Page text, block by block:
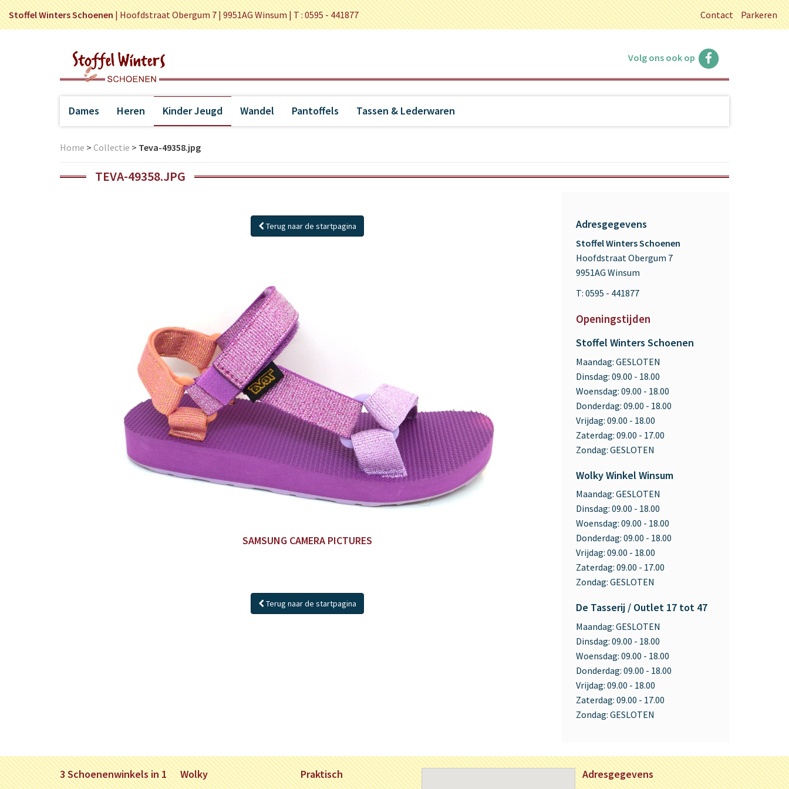
Stoffel Winters Schoenen|Hoofdstraat Obergum 7 | 9951AG Winsum |T : 0595 - 441877 Contact Parkeren
Volg ons ook op
Dames Heren Kinder Jeugd Wandel Pantoffels Tassen & Lederwaren
Home > Collectie > Teva-49358.jpg
TEVA-49358.JPG
Terug naar de startpagina
SAMSUNG CAMERA PICTURES
Terug naar de startpagina
Adresgegevens
Stoffel Winters Schoenen
Hoofdstraat Obergum 7
9951AG Winsum
T: 0595 - 441877
Openingstijden
Stoffel Winters Schoenen
Maandag: GESLOTEN
Dinsdag: 09.00 - 18.00
Woensdag: 09.00 - 18.00
Donderdag: 09.00 - 18.00
Vrijdag: 09.00 - 18.00
Zaterdag: 09.00 - 17.00
Zondag: GESLOTEN
Wolky Winkel Winsum
Maandag: GESLOTEN
Dinsdag: 09.00 - 18.00
Woensdag: 09.00 - 18.00
Donderdag: 09.00 - 18.00
Vrijdag: 09.00 - 18.00
Zaterdag: 09.00 - 17.00
Zondag: GESLOTEN
De Tasserij / Outlet 17 tot 47
Maandag: GESLOTEN
Dinsdag: 09.00 - 18.00
Woensdag: 09.00 - 18.00
Donderdag: 09.00 - 18.00
Vrijdag: 09.00 - 18.00
Zaterdag: 09.00 - 17.00
Zondag: GESLOTEN
3 Schoenenwinkels in 1 Wolky Praktisch Adresgegevens